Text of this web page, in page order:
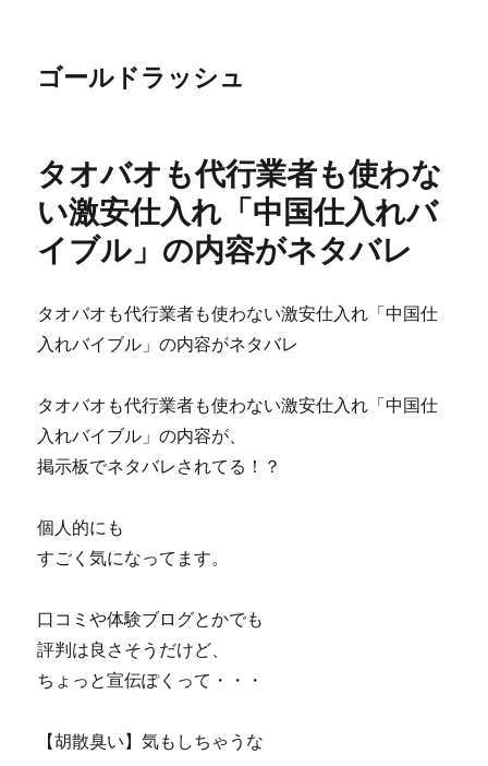
ゴールドラッシュ
タオバオも代行業者も使わな
い激安仕入れ「中国仕入れバ
イブル」の内容がネタバレ
タオバオも代行業者も使わない激安仕入れ「中国仕
入れバイブル」の内容がネタバレ
タオバオも代行業者も使わない激安仕入れ「中国仕
入れバイブル」の内容が、
掲示板でネタバレされてる！？
個人的にも
すごく気になってます。
口コミや体験ブログとかでも
評判は良さそうだけど、
ちょっと宣伝ぽくって・・・
【胡散臭い】気もしちゃうな